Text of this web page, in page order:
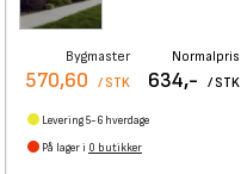
Bygmaster
570,60 / STK
Normalpris
634,- / STK
Levering 5-6 hverdage
På lager i 0 butikker